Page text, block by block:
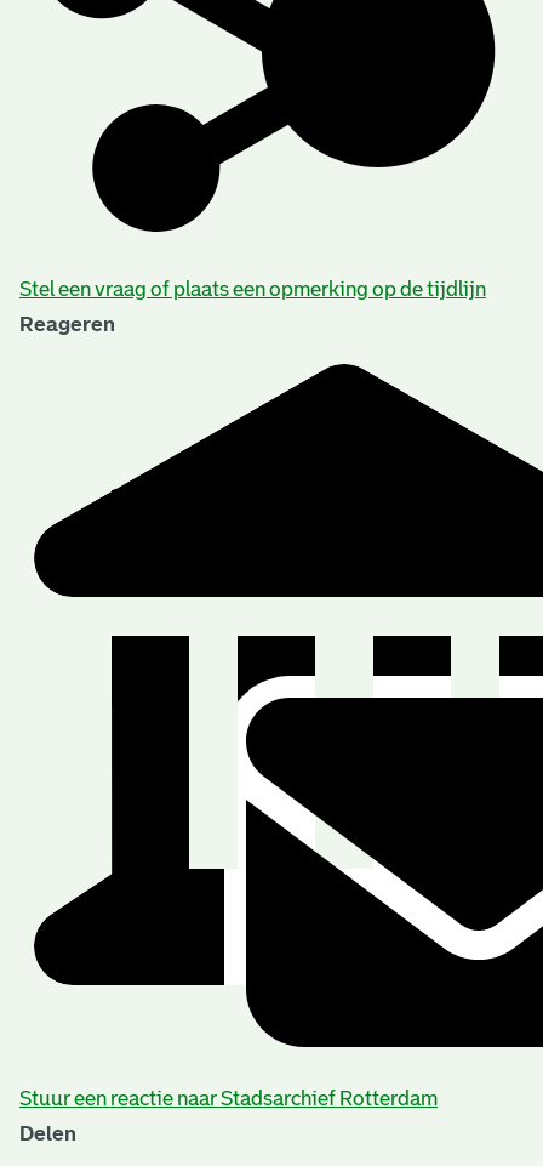
Stel een vraag of plaats een opmerking op de tijdlijn
Reageren
Stuur een reactie naar Stadsarchief Rotterdam
Delen